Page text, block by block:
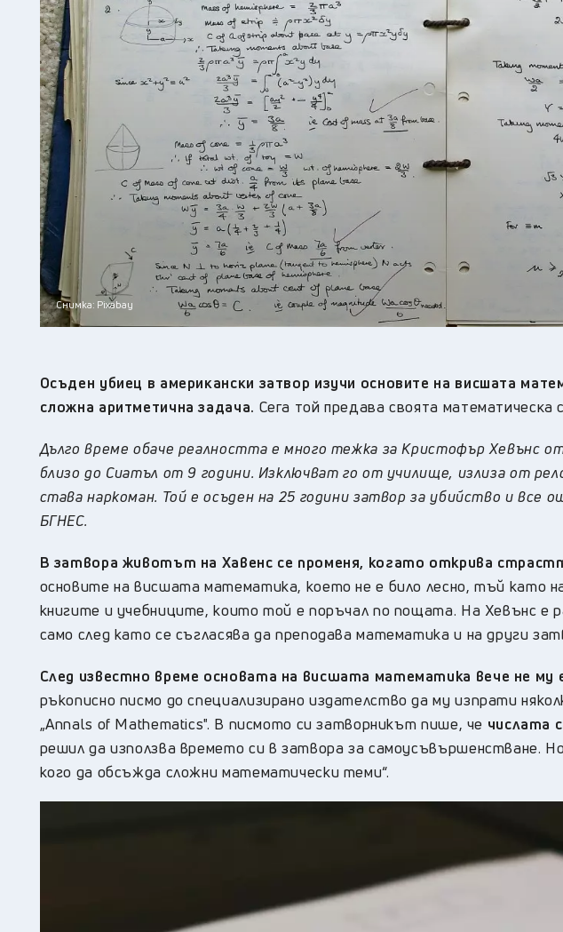
Плевен
21
Разград °C
, 22
22°C
Сливен
Смолян
Стара Загора, 20
Шумен
Ямбол, 20°C
Снимка: Pixabay
Осъден убиец в американски затвор изучи основите на висшата
сложна аритметична задача. Сега той предава своята математическа
Дълго време обаче реалността е много тежка за Кристофър Хевънс
близо до Сиатъл от 9 години. Изключват го от училище, излиза от
става наркоман. Той е осъден на 25 години затвор за убийство и все
БГНЕС.
В затвора животът на Хавенс се променя, когато открива
основите на висшата математика, което не е било лесно, тъй като
книгите и учебниците, които той е поръчал по пощата. На Хевънс е
само след като се съгласява да преподава математика и на други
След известно време основата на висшата математика вече не му
ръкописно писмо до специализирано издателство да му изпрати
„Annals of Mathematics". В писмото си затворникът пише, че числата
решил да използва времето си в затвора за самоусъвършенстване.
кого да обсъжда сложни математически теми“.